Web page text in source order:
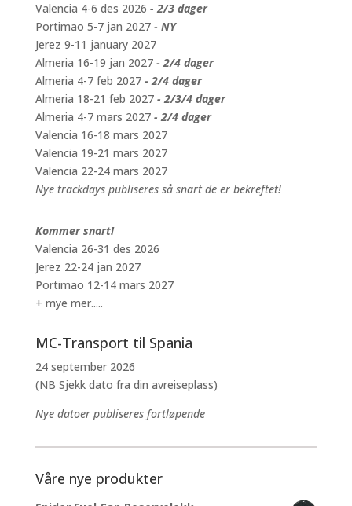
Valencia 4-6 des 2026 - 2/3 dager
Portimao 5-7 jan 2027 - NY
Jerez 9-11 january 2027
Almeria 16-19 jan 2027 - 2/4 dager
Almeria 4-7 feb 2027 - 2/4 dager
Almeria 18-21 feb 2027 - 2/3/4 dager
Almeria 4-7 mars 2027 - 2/4 dager
Valencia 16-18 mars 2027
Valencia 19-21 mars 2027
Valencia 22-24 mars 2027
Nye trackdays publiseres så snart de er bekreftet!
Kommer snart!
Valencia 26-31 des 2026
Jerez 22-24 jan 2027
Portimao 12-14 mars 2027
+ mye mer.....
MC-Transport til Spania
24 september 2026
(NB Sjekk dato fra din avreiseplass)
Nye datoer publiseres fortløpende
Våre nye produkter